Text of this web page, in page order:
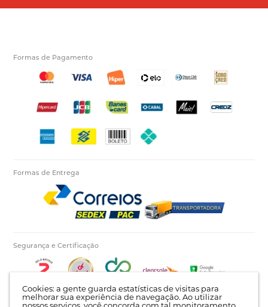
Cookies: a gente guarda estatísticas de visitas para
melhorar sua experiência de navegação. Ao utilizar
Formas de Pagamento
Formas de Entrega
Segurança e Certificação